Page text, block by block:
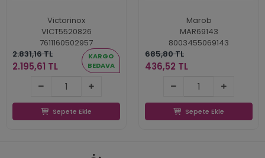
Victorinox
VICT5520826
7611160502957
2.831,16 TL
2.195,61 TL
KARGO
BEDAVA
2.195,61 TL
Sepete Ekle
Marob
MAR69143
8003455069143
685,80 TL
436,52 TL
Sepete Ekle